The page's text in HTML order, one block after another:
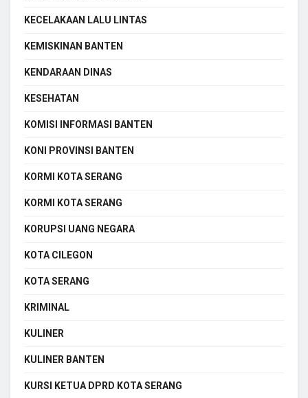
KECELAKAAN LALU LINTAS
KEMISKINAN BANTEN
KENDARAAN DINAS
KESEHATAN
KOMISI INFORMASI BANTEN
KONI PROVINSI BANTEN
KORMI KOTA SERANG
KORMI KOTA SERANG
KORUPSI UANG NEGARA
KOTA CILEGON
KOTA SERANG
KRIMINAL
KULINER
KULINER BANTEN
KURSI KETUA DPRD KOTA SERANG